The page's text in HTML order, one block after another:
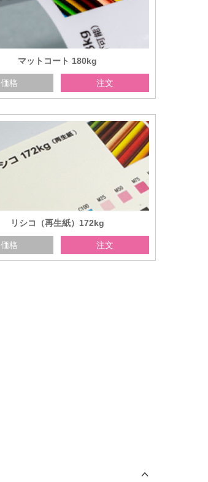
マットコート 180kg
価格 注文
リシコ（再生紙）172kg
価格 注文